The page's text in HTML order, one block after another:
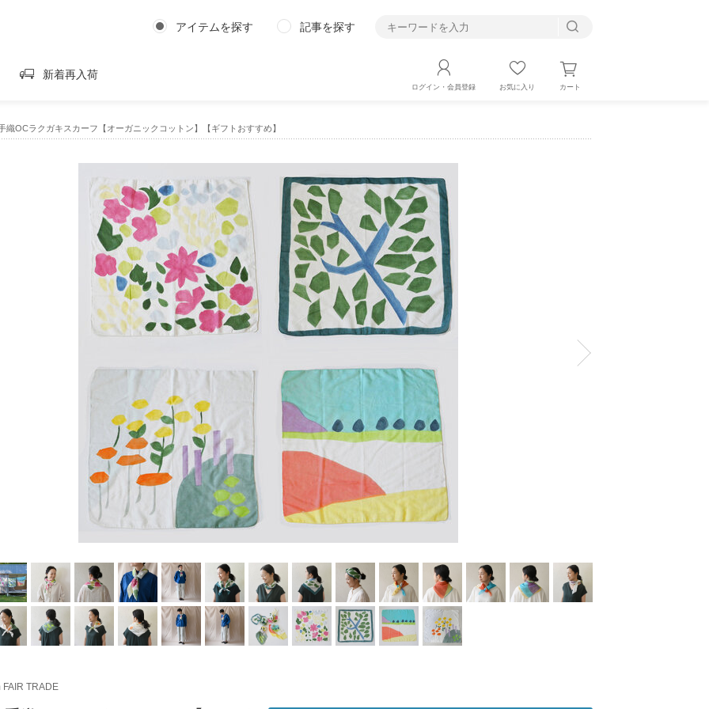
アイテムを探す 記事を探す
新着再入荷
ログイン・会員登録 お気に入り カート
織OCラクガキスカーフ【オーガニックコットン】【ギフトおすすめ】
FAIR TRADE